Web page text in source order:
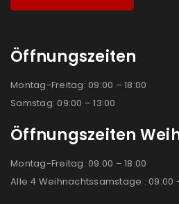
Öffnungszeiten
Montag-Freitag: 09:00 – 18:00
Samstag: 09:00 – 13:00
Öffnungszeiten
Montag-Freitag: 09:00 – 18:00
Alle 4 Weihnachtssamstage : 09:00